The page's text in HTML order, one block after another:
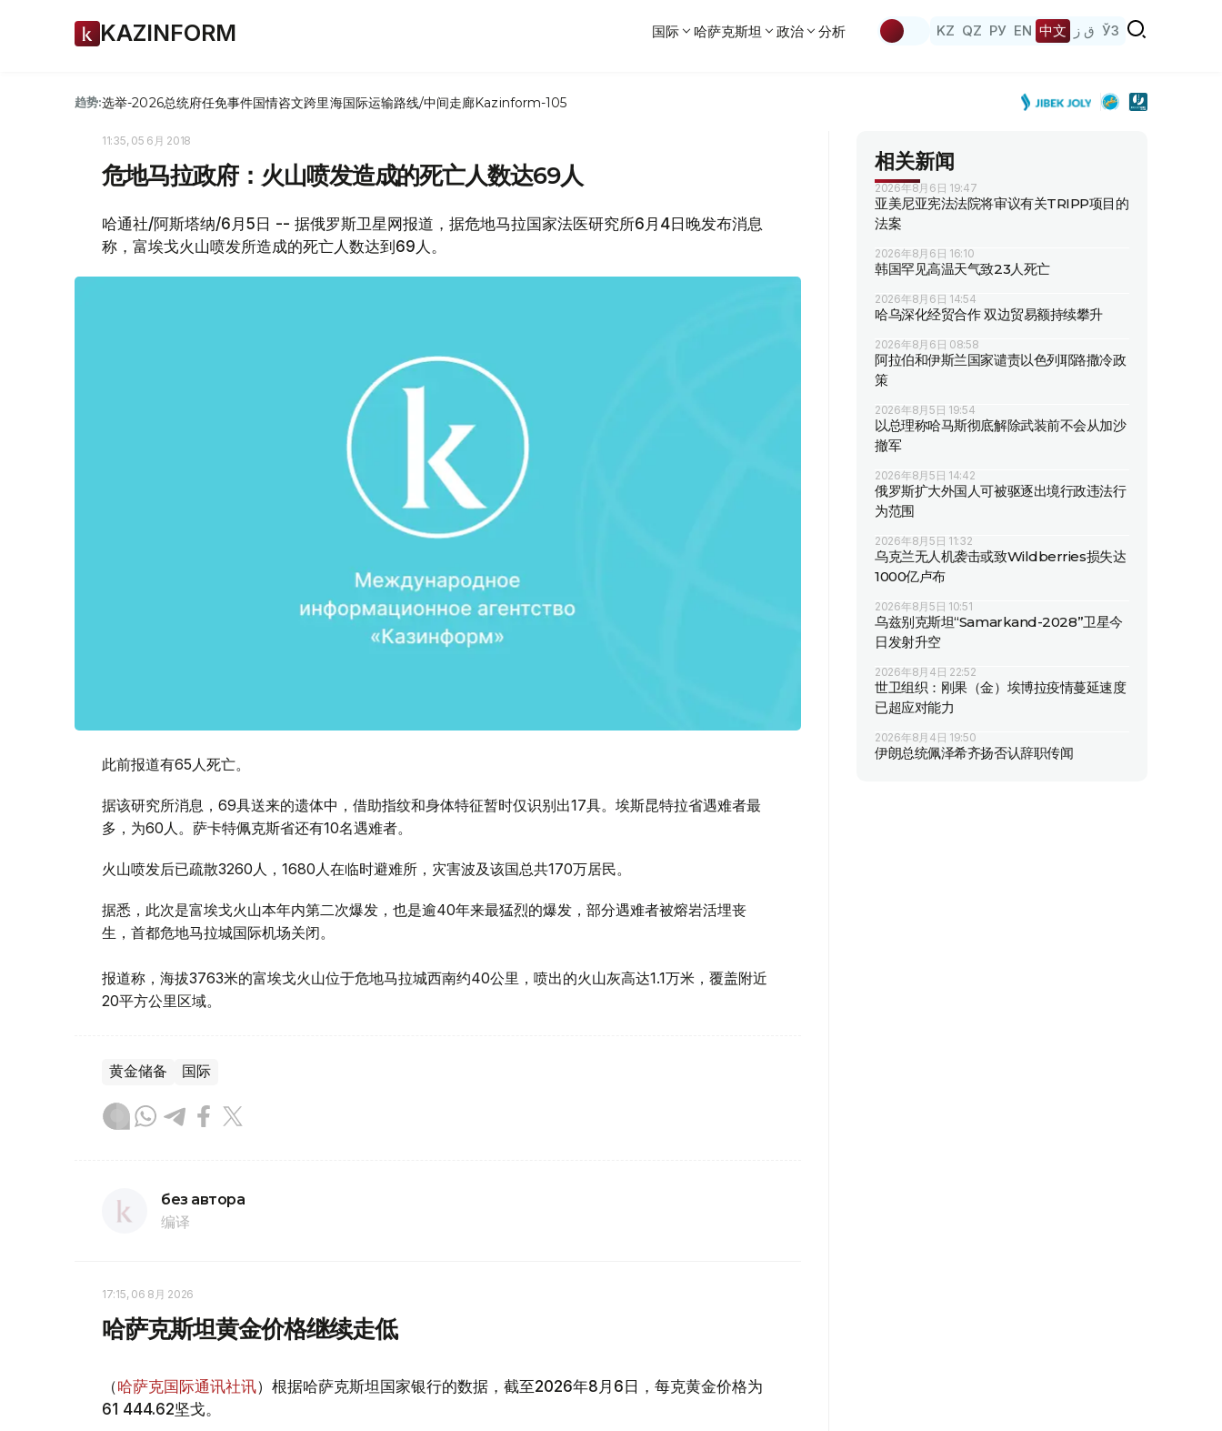
KAZINFORM 国际 哈萨克斯坦 政治 分析 KZ QZ РУ EN 中文 ق ز ЎЗ
趋势:选举-2026总统府任免事件国情咨文跨里海国际运输路线/中间走廊Kazinform-105
11:35, 05 6月 2018
危地马拉政府：火山喷发造成的死亡人数达69人
哈通社/阿斯塔纳/6月5日 -- 据俄罗斯卫星网报道，据危地马拉国家法医研究所6月4日晚发布消息
称，富埃戈火山喷发所造成的死亡人数达到69人。
此前报道有65人死亡。
据该研究所消息，69具送来的遗体中，借助指纹和身体特征暂时仅识别出17具。埃斯昆特拉省遇难者最
多，为60人。萨卡特佩克斯省还有10名遇难者。
火山喷发后已疏散3260人，1680人在临时避难所，灾害波及该国总共170万居民。
据悉，此次是富埃戈火山本年内第二次爆发，也是逾40年来最猛烈的爆发，部分遇难者被熔岩活埋丧
生，首都危地马拉城国际机场关闭。
报道称，海拔3763米的富埃戈火山位于危地马拉城西南约40公里，喷出的火山灰高达1.1万米，覆盖附近
20平方公里区域。
黄金储备 国际
без автора
编译
17:15, 06 8月 2026
哈萨克斯坦黄金价格继续走低
（哈萨克国际通讯社讯）根据哈萨克斯坦国家银行的数据，截至2026年8月6日，每克黄金价格为
61 444.62坚戈。
相关新闻
2026年8月6日 19:47
亚美尼亚宪法法院将审议有关TRIPP项目的
法案
2026年8月6日 16:10
韩国罕见高温天气致23人死亡
2026年8月6日 14:54
哈乌深化经贸合作 双边贸易额持续攀升
2026年8月6日 08:58
阿拉伯和伊斯兰国家谴责以色列耶路撒冷政
策
2026年8月5日 19:54
以总理称哈马斯彻底解除武装前不会从加沙
撤军
2026年8月5日 14:42
俄罗斯扩大外国人可被驱逐出境行政违法行
为范围
2026年8月5日 11:32
乌克兰无人机袭击或致Wildberries损失达
1000亿卢布
2026年8月5日 10:51
乌兹别克斯坦“Samarkand-2028”卫星今
日发射升空
2026年8月4日 22:52
世卫组织：刚果（金）埃博拉疫情蔓延速度
已超应对能力
2026年8月4日 19:50
伊朗总统佩泽希齐扬否认辞职传闻